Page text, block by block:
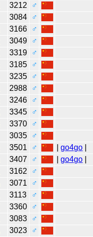
3212
♂
3084
♂
3166
♂
3049
♂
3319
♂
3185
♂
3235
♂
2988
♂
3246
♂
3345
♂
3370
♂
3035
♂
3501 ♂ |go4go
3407 ♂ |go4go
3162
♂
3071
♂
3113
♂
3360
♂
3083
♂
3023 ♂